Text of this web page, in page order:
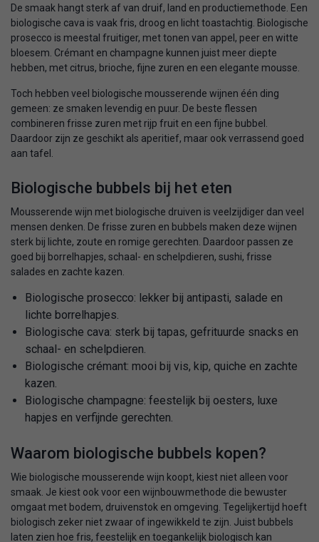
De smaak hangt sterk af van druif, land en productiemethode. Een
biologische cava is vaak fris, droog en licht toastachtig. Biologische
prosecco is meestal fruitiger, met tonen van appel, peer en witte
bloesem. Crémant en champagne kunnen juist meer diepte
hebben, met citrus, brioche, fijne zuren en een elegante mousse.
Toch hebben veel biologische mousserende wijnen één ding
gemeen: ze smaken levendig en puur. De beste flessen
combineren frisse zuren met rijp fruit en een fijne bubbel.
Daardoor zijn ze geschikt als aperitief, maar ook verrassend goed
aan tafel.
Biologische bubbels bij het eten
Mousserende wijn met biologische druiven is veelzijdiger dan veel
mensen denken. De frisse zuren en bubbels maken deze wijnen
sterk bij lichte, zoute en romige gerechten. Daardoor passen ze
goed bij borrelhapjes, schaal- en schelpdieren, sushi, frisse
salades en zachte kazen.
Biologische prosecco: lekker bij antipasti, salade en
lichte borrelhapjes.
Biologische cava: sterk bij tapas, gefrituurde snacks en
schaal- en schelpdieren.
Biologische crémant: mooi bij vis, kip, quiche en zachte
kazen.
Biologische champagne: feestelijk bij oesters, luxe
hapjes en verfijnde gerechten.
Waarom biologische bubbels kopen?
Wie biologische mousserende wijn koopt, kiest niet alleen voor
smaak. Je kiest ook voor een wijnbouwmethode die bewuster
omgaat met bodem, druivenstok en omgeving. Tegelijkertijd hoeft
biologisch zeker niet zwaar of ingewikkeld te zijn. Juist bubbels
laten zien hoe fris, feestelijk en toegankelijk biologisch kan